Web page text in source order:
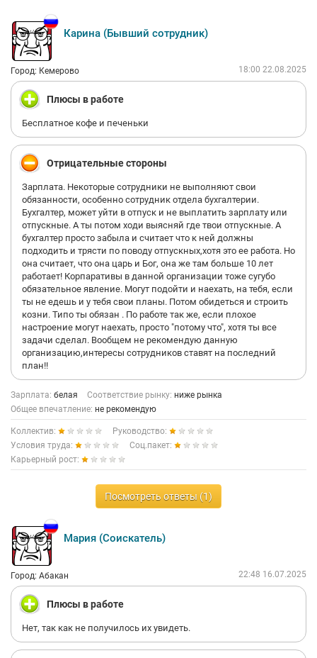
резюме просмотрят и дадут ответ. Но так как времени на
поиск было мало, я ходила и в другие компании, которым
должна была дать ответ, поэтому мне нужно было знать,
когда мне смогут дать обратную связь. Ничего зазорного в
том, чтобы уточнить это, не вижу, поэтому сразу написала
эйчару Александре, на что получила прочитанное сообщение
без ответа, вот уже как неделю наблюдаю это.
Видимо, в 2ГИС не принято давать обратную связь вообще,
надеюсь, хотя бы сотрудникам в обратной связи не
отказывают, хотя уже закрадываются сомнения, что это
политика компании такая, но, учитывая их текучку и
постоянно открывающиеся вакансии, сотрудники тоже
обделены обратной связью
Карина (Бывший сотрудник)
Город: Кемерово 18:00 22.08.2025
Плюсы в работе
Бесплатное кофе и печеньки
Отрицательные стороны
Зарплата. Некоторые сотрудники не выполняют свои
обязанности, особенно сотрудник отдела бухгалтерии.
Бухгалтер, может уйти в отпуск и не выплатить зарплату или
отпускные. А ты потом ходи выясняй где твои отпускные. А
бухгалтер просто забыла и считает что к ней должны
подходить и трясти по поводу отпускных,хотя это ее работа. Но
она считает, что она царь и Бог, она же там больше 10 лет
работает! Корпаративы в данной организации тоже сугубо
обязательное явление. Могут подойти и наехать, на тебя, если
ты не едешь и у тебя свои планы. Потом обидеться и строить
козни. Типо ты обязан . По работе так же, если плохое
настроение могут наехать, просто "потому что", хотя ты все
задачи сделал. Вообщем не рекомендую данную
организацию,интересы сотрудников ставят на последний
план!!
Зарплата: белая Соответствие рынку: ниже рынка
Общее впечатление: не рекомендую
Коллектив:
Руководство:
Условия труда:
Соц.пакет:
Карьерный рост:
Посмотреть ответы (1)
Мария (Соискатель)
Город: Абакан 22:48 16.07.2025
Плюсы в работе
Нет, так как не получилось их увидеть.